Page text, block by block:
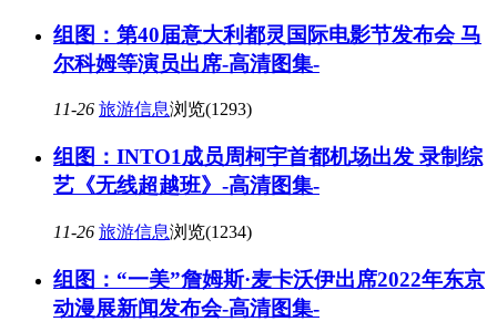
组图：第40届意大利都灵国际电影节发布会 马
尔科姆等演员出席-高清图集-
11-26 旅游信息浏览(1293)
组图：INTO1成员周柯宇首都机场出发 录制综
艺《无线超越班》-高清图集-
11-26 旅游信息浏览(1234)
组图：“一美”詹姆斯·麦卡沃伊出席2022年东京
动漫展新闻发布会-高清图集-